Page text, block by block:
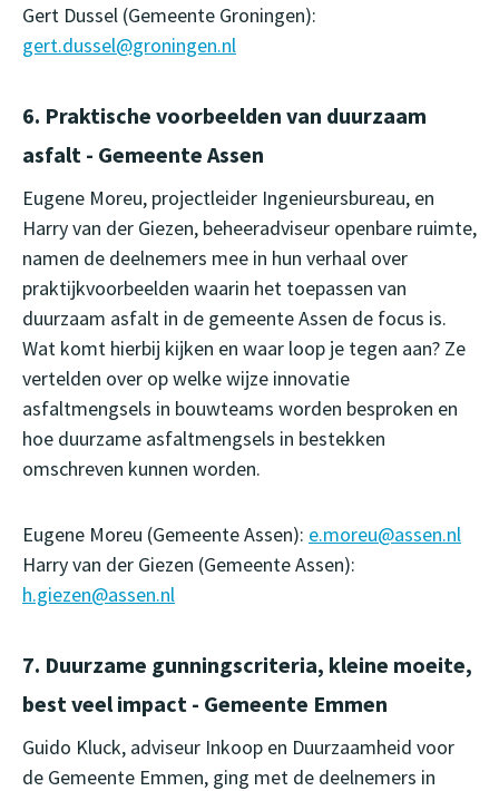
Gert Dussel (Gemeente Groningen):
gert.dussel@groningen.nl
6. Praktische voorbeelden van duurzaam
asfalt - Gemeente Assen
Eugene Moreu, projectleider Ingenieursbureau, en
Harry van der Giezen, beheeradviseur openbare ruimte,
namen de deelnemers mee in hun verhaal over
praktijkvoorbeelden waarin het toepassen van
duurzaam asfalt in de gemeente Assen de focus is.
Wat komt hierbij kijken en waar loop je tegen aan? Ze
vertelden over op welke wijze innovatie
asfaltmengsels in bouwteams worden besproken en
hoe duurzame asfaltmengsels in bestekken
omschreven kunnen worden.
Eugene Moreu (Gemeente Assen): e.moreu@assen.nl
Harry van der Giezen (Gemeente Assen):
h.giezen@assen.nl
7. Duurzame gunningscriteria, kleine moeite,
best veel impact - Gemeente Emmen
Guido Kluck, adviseur Inkoop en Duurzaamheid voor
de Gemeente Emmen, ging met de deelnemers in